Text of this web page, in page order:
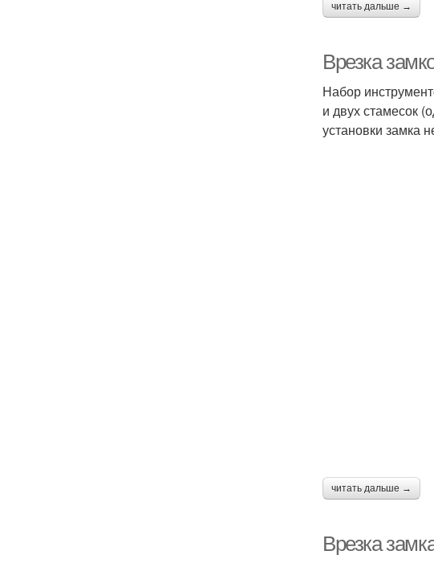
читать дальше →
Врезка
Набор
и двух стамесок
установки замка
читать дальше →
Врезка